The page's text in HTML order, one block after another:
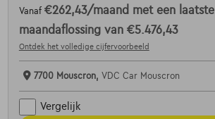
Vanaf €262,43/maand met een laatste
maandaflossing van €5.476,43
Ontdek het volledige cijfervoorbeeld
7700 Mouscron, VDC Car Mouscron
Vergelijk